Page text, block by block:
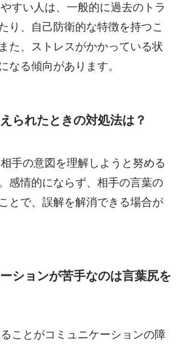
すい人は、一般的に過去のトラ
り、自己防衛的な特徴を持つこ
た、ストレスがかかっている状
なる傾向があります。
られたときの対処法は？
手の意図を理解しようと努める
感情的にならず、相手の言葉の
とで、誤解を解消できる場合が
ションが苦手なのは言葉尻を
ことがコミュニケーションの障